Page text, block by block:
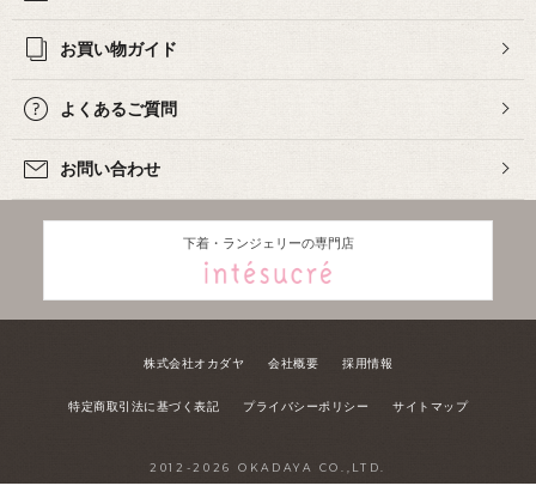
お買い物ガイド
よくあるご質問
お問い合わせ
下着・ランジェリーの専門店
株式会社オカダヤ 会社概要 採用情報
特定商取引法に基づく表記 プライバシーポリシー サイトマップ
2012- 2026 OKADAYA CO.,LTD.